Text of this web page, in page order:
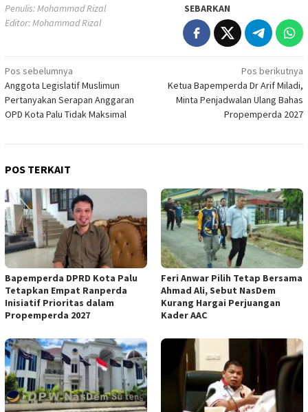
Penulis: Mohammad Rizal
Editor: Mohammad Rizal
SEBARKAN
Navigasi
pos
Pos sebelumnya
Anggota Legislatif Muslimun
Pertanyakan Serapan Anggaran
OPD Kota Palu Tidak Maksimal
Pos berikutnya
Ketua Bapemperda Dr Arif Miladi,
Minta Penjadwalan Ulang Bahas
Propemperda 2027
POS TERKAIT
Bapemperda DPRD Kota Palu
Tetapkan Empat Ranperda
Inisiatif Prioritas dalam
Propemperda 2027
Feri Anwar Pilih Tetap Bersama
Ahmad Ali, Sebut NasDem
Kurang Hargai Perjuangan
Kader AAC